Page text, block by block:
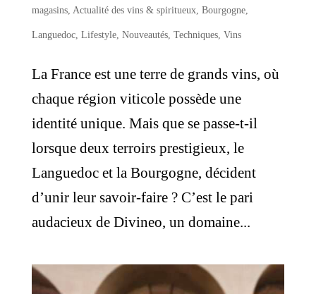
magasins, Actualité des vins & spiritueux, Bourgogne,
Languedoc, Lifestyle, Nouveautés, Techniques, Vins
La France est une terre de grands vins, où
chaque région viticole possède une
identité unique. Mais que se passe-t-il
lorsque deux terroirs prestigieux, le
Languedoc et la Bourgogne, décident
d’unir leur savoir-faire ? C’est le pari
audacieux de Divineo, un domaine...